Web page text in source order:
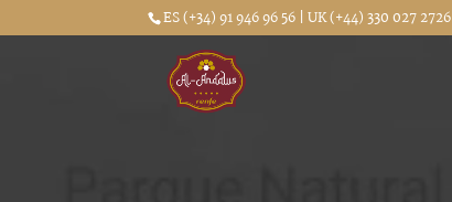
ES (+34) 91 946 96 56 | UK (+44) 330 027 2726